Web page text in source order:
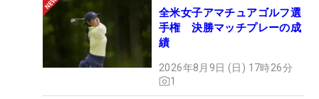
全米女子アマチュアゴルフ選
手権 決勝マッチプレーの成
績
2026年8月9日 (日) 17時26分
1